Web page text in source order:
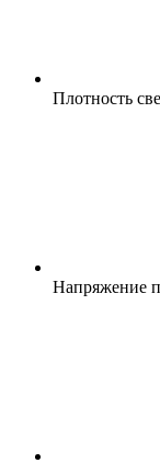
Плотность
Напряжение